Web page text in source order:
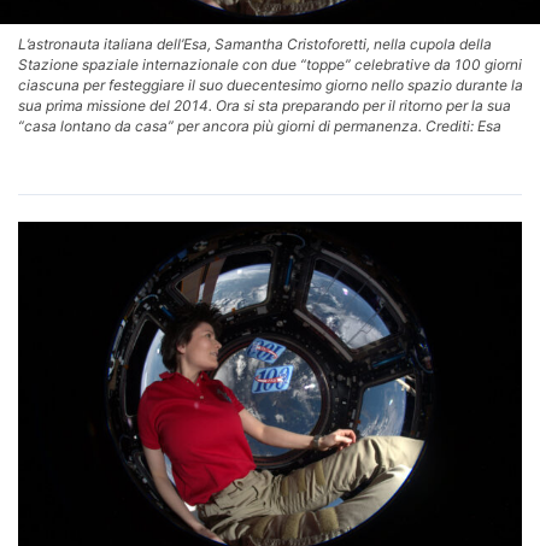
L’astronauta italiana dell’Esa, Samantha Cristoforetti, nella cupola della
Stazione spaziale internazionale con due “toppe” celebrative da 100 giorni
ciascuna per festeggiare il suo duecentesimo giorno nello spazio durante la
sua prima missione del 2014. Ora si sta preparando per il ritorno per la sua
“casa lontano da casa” per ancora più giorni di permanenza. Crediti: Esa